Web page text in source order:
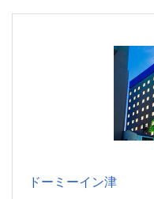
ドーミーイン津